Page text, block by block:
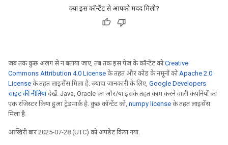
क्या इस कॉन्टेंट से आपको मदद मिली?
जब तक कुछ अलग से न बताया जाए, तब तक इस पेज के कॉन्टेंट कोCreative
Commons Attribution 4.0 License के तहत और कोड के नमूनों कोApache 2.0
License के तहत लाइसेंस मिला है. ज़्यादा जानकारी के लिए, Google Developers
साइट की नीतियांदेखें. Java, Oracle का और/या इसके तहत काम करने वाली कंपनियों का
एक रजिस्टर किया हुआ ट्रेडमार्क है. कुछ कॉन्टेंट को, numpy license के तहत लाइसेंस
मिला है.
आखिरी बार 2025-07-28 (UTC) को अपडेट किया गया.